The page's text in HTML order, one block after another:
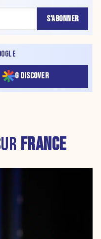
S'ABONNER
G DISCOVER
FRANCE